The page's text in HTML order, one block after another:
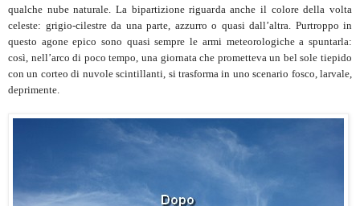
qualche nube naturale. La bipartizione riguarda anche il colore della volta
celeste: grigio-cilestre da una parte, azzurro o quasi dall’altra. Purtroppo in
questo agone epico sono quasi sempre le armi meteorologiche a spuntarla:
così, nell’arco di poco tempo, una giornata che prometteva un bel sole tiepido
con un corteo di nuvole scintillanti, si trasforma in uno scenario fosco, larvale,
deprimente.